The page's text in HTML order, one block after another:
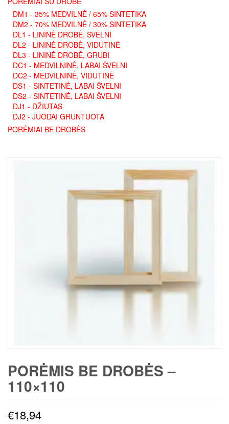
DM1 - 35% MEDVILNĖ / 65% SINTETIKA
DM2 - 70% MEDVILNĖ / 30% SINTETIKA
DL1 - LININĖ DROBĖ, ŠVELNI
DL2 - LININĖ DROBĖ, VIDUTINĖ
DL3 - LININĖ DROBĖ, GRUBI
DC1 - MEDVILNINĖ, LABAI ŠVELNI
DC2 - MEDVILNINĖ, VIDUTINĖ
DS1 - SINTETINĖ, LABAI ŠVELNI
DS2 - SINTETINĖ, LABAI ŠVELNI
DJ1 - DŽIUTAS
DJ2 - JUODAI GRUNTUOTA
PORĖMIAI BE DROBĖS
PORĖMIS BE DROBĖS –
110×110
€18,94